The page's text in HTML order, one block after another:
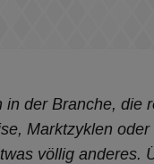
in der Branche, die
Marktzyklen
völlig anderes.